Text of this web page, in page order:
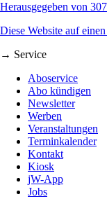
Herausgegeben von
Diese Website auf
→ Service
Aboservice
Abo kündigen
Newsletter
Werben
Veranstaltungen
Terminkalender
Kontakt
Kiosk
jW-App
Jobs